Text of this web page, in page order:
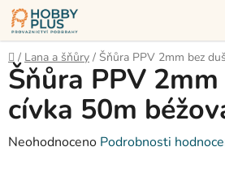
Přejít
na
obsah
Domů
/ Lana a šňůry / Šňůra PPV 2mm bez
Šňůra PPV
cívka 50m
Průměrné
Neohodnoceno Podrobnosti